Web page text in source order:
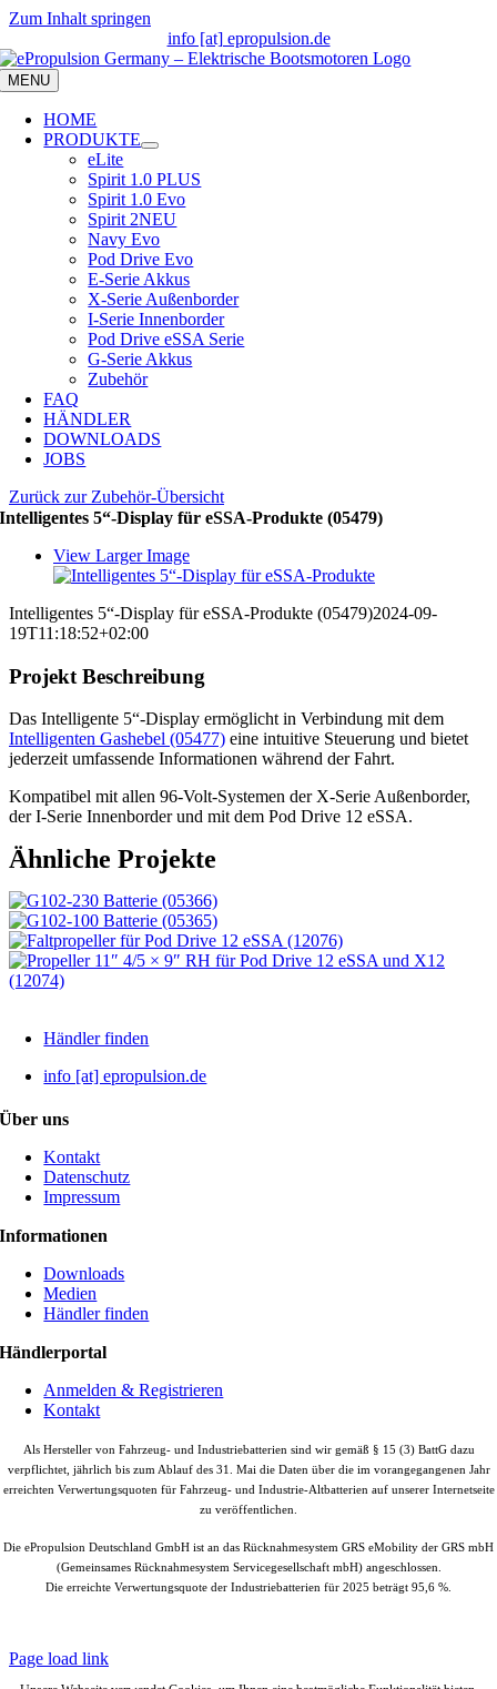
Zum Inhalt springen
info [at] epropulsion.de
MENU
HOME
PRODUKTE
eLite
Spirit 1.0 PLUS
Spirit 1.0 Evo
Spirit 2NEU
Navy Evo
Pod Drive Evo
E-Serie Akkus
X-Serie Außenborder
I-Serie Innenborder
Pod Drive eSSA Serie
G-Serie Akkus
Zubehör
FAQ
HÄNDLER
DOWNLOADS
JOBS
Zurück zur Zubehör-Übersicht
Intelligentes 5“-Display für eSSA-Produkte (05479)
View Larger Image
Intelligentes 5“-Display für eSSA-Produkte (05479)2024-09-
19T11:18:52+02:00
Projekt Beschreibung
Das Intelligente 5“-Display ermöglicht in Verbindung mit dem
Intelligenten Gashebel (05477) eine intuitive Steuerung und bietet
jederzeit umfassende Informationen während der Fahrt.
Kompatibel mit allen 96-Volt-Systemen der X-Serie Außenborder,
der I-Serie Innenborder und mit dem Pod Drive 12 eSSA.
Ähnliche Projekte
Händler finden
info [at] epropulsion.de
Über uns
Kontakt
Datenschutz
Impressum
Informationen
Downloads
Medien
Händler finden
Händlerportal
Anmelden & Registrieren
Kontakt
Als Hersteller von Fahrzeug- und Industriebatterien sind wir gemäß § 15 (3) BattG dazu
verpflichtet, jährlich bis zum Ablauf des 31. Mai die Daten über die im vorangegangenen Jahr
erreichten Verwertungsquoten für Fahrzeug- und Industrie-Altbatterien auf unserer Internetseite
zu veröffentlichen.
Die ePropulsion Deutschland GmbH ist an das Rücknahmesystem GRS eMobility der GRS mbH
(Gemeinsames Rücknahmesystem Servicegesellschaft mbH) angeschlossen.
Die erreichte Verwertungsquote der Industriebatterien für 2025 beträgt 95,6 %.
Page load link